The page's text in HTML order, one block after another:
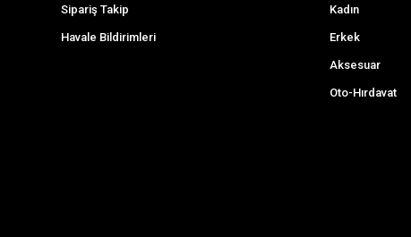
Sipariş Takip
Havale Bildirimleri
Kadın
Erkek
Aksesuar
Oto-Hırdavat